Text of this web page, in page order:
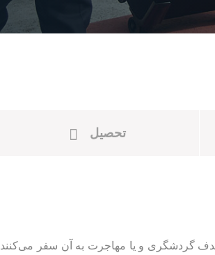
تحصیل
گردشگری و یا مهاجرت به آن سفر